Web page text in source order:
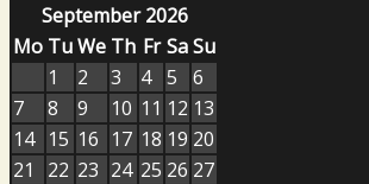
September 2026
Mo TuWe Th Fr SaSu
1
2 3 4 5
6
7
8 9 10 11 12 13
14 15 16 17 18 19 20
21
22 23 24 25 26 27